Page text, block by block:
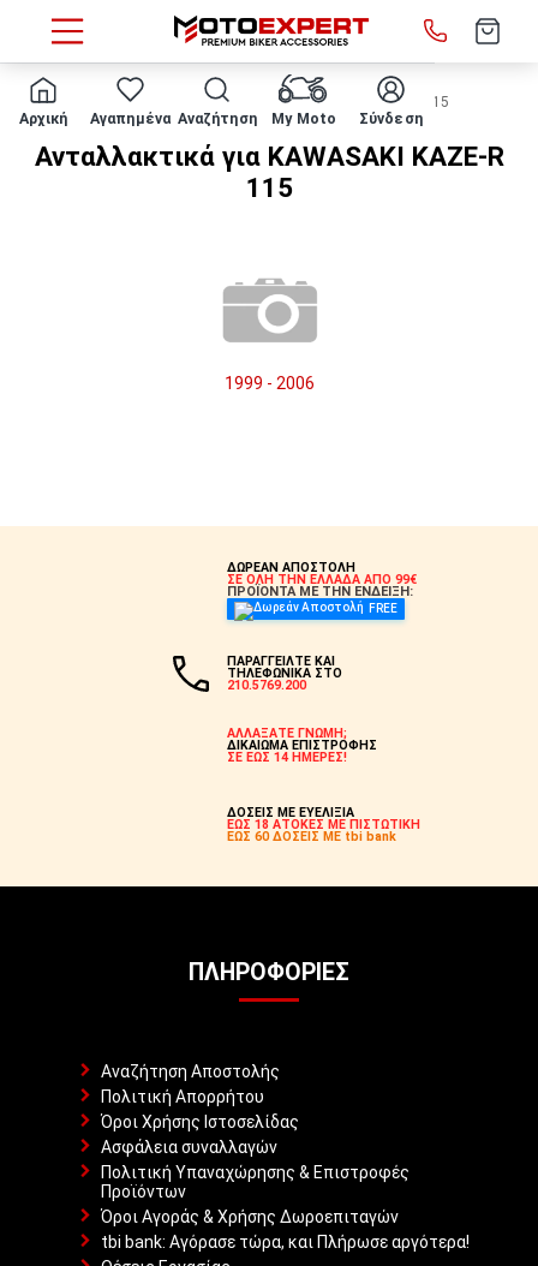
Αρχική Αγαπημένα Αναζήτηση My Moto Σύνδεση
HOME Μάρκα/μοντέλο KAWASAKI KAZE-R 115
Ανταλλακτικά για KAWASAKI KAZE-R
115
1999 - 2006
ΔΩΡΕΑΝ ΑΠΟΣΤΟΛΗ
ΣΕ ΟΛΗ ΤΗΝ ΕΛΛΑΔΑ ΑΠΟ 99€
ΠΡΟΪΟΝΤΑ ΜΕ ΤΗΝ ΕΝΔΕΙΞΗ:
FREE
ΠΑΡΑΓΓΕΙΛΤΕ ΚΑΙ
ΤΗΛΕΦΩΝΙΚΑ ΣΤΟ
210.5769.200
ΑΛΛΑΞΑΤΕ ΓΝΩΜΗ;
ΔΙΚΑΙΩΜΑ ΕΠΙΣΤΡΟΦΗΣ
ΣΕ ΕΩΣ 14 ΗΜΕΡΕΣ!
ΔΟΣΕΙΣ ΜΕ ΕΥΕΛΙΞΙΑ
ΕΩΣ 18 ΑΤΟΚΕΣ ΜΕ ΠΙΣΤΩΤΙΚΗ
ΕΩΣ 60 ΔΟΣΕΙΣ ΜΕ tbi bank
ΠΛΗΡΟΦΟΡΊΕΣ
Αναζήτηση Αποστολής
Πολιτική Απορρήτου
Όροι Χρήσης Ιστοσελίδας
Ασφάλεια συναλλαγών
Πολιτική Υπαναχώρησης & Επιστροφές
Προϊόντων
Όροι Αγοράς & Χρήσης Δωροεπιταγών
tbi bank: Αγόρασε τώρα, και Πλήρωσε αργότερα!